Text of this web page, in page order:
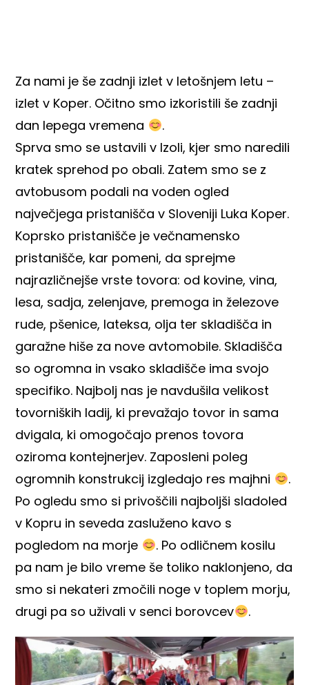
Za nami je še zadnji izlet v letošnjem letu –
izlet v Koper. Očitno smo izkoristili še zadnji
dan lepega vremena
.
Sprva smo se ustavili v Izoli, kjer smo naredili
kratek sprehod po obali. Zatem smo se z
avtobusom podali na voden ogled
največjega pristanišča v Sloveniji Luka Koper.
Koprsko pristanišče je večnamensko
pristanišče, kar pomeni, da sprejme
najrazličnejše vrste tovora: od kovine, vina,
lesa, sadja, zelenjave, premoga in železove
rude, pšenice, lateksa, olja ter skladišča in
garažne hiše za nove avtomobile. Skladišča
so ogromna in vsako skladišče ima svojo
specifiko. Najbolj nas je navdušila velikost
tovorniških ladij, ki prevažajo tovor in sama
dvigala, ki omogočajo prenos tovora
oziroma kontejnerjev. Zaposleni poleg
ogromnih konstrukcij izgledajo res majhni
.
Po ogledu smo si privoščili najboljši sladoled
v Kopru in seveda zasluženo kavo s
pogledom na morje
. Po odličnem kosilu
pa nam je bilo vreme še toliko naklonjeno, da
smo si nekateri zmočili noge v toplem morju,
drugi pa so uživali v senci borovcev
.